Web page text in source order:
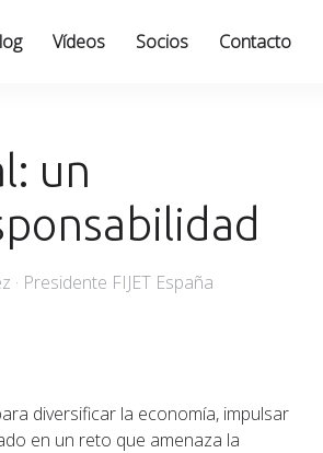
Vídeos Socios Contacto
un
· Presidente FIJET España
diversificar la economía, impulsar
en un reto que amenaza la